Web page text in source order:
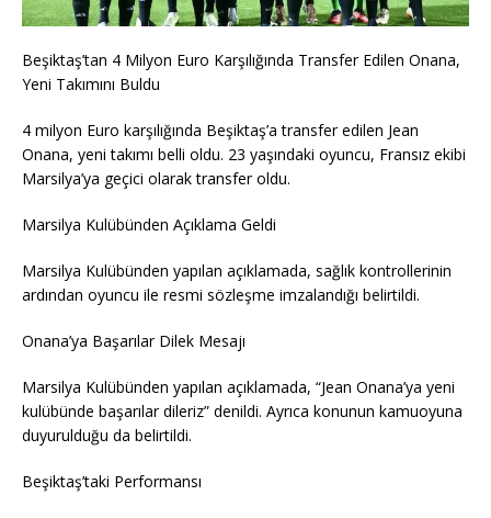
Beşiktaş’tan 4 Milyon Euro Karşılığında Transfer Edilen Onana,
Yeni Takımını Buldu
4 milyon Euro karşılığında Beşiktaş’a transfer edilen Jean
Onana, yeni takımı belli oldu. 23 yaşındaki oyuncu, Fransız ekibi
Marsilya’ya geçici olarak transfer oldu.
Marsilya Kulübünden Açıklama Geldi
Marsilya Kulübünden yapılan açıklamada, sağlık kontrollerinin
ardından oyuncu ile resmi sözleşme imzalandığı belirtildi.
Onana’ya Başarılar Dilek Mesajı
Marsilya Kulübünden yapılan açıklamada, “Jean Onana’ya yeni
kulübünde başarılar dileriz” denildi. Ayrıca konunun kamuoyuna
duyurulduğu da belirtildi.
Beşiktaş’taki Performansı